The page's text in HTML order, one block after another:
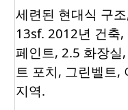
세련된 현대식 구
13sf. 2012년 건축
페인트, 2.5 화장실
트 포치, 그린벨트,
지역.